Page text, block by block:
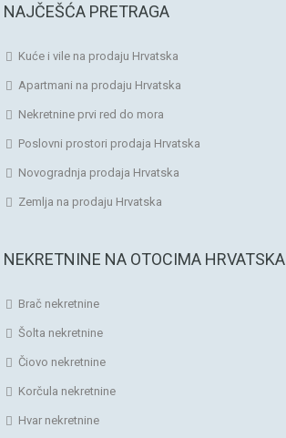
NAJČEŠĆA PRETRAGA
Kuće i vile na prodaju Hrvatska
Apartmani na prodaju Hrvatska
Nekretnine prvi red do mora
Poslovni prostori prodaja Hrvatska
Novogradnja prodaja Hrvatska
Zemlja na prodaju Hrvatska
NEKRETNINE NA OTOCIMA HRVATSKA
Brač nekretnine
Šolta nekretnine
Čiovo nekretnine
Korčula nekretnine
Hvar nekretnine